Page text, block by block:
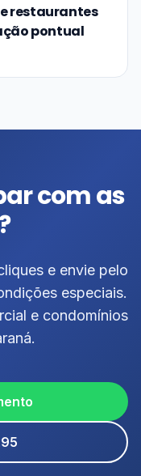
restaurantes
pontual
com as
e envie pelo
especiais.
e condomínios